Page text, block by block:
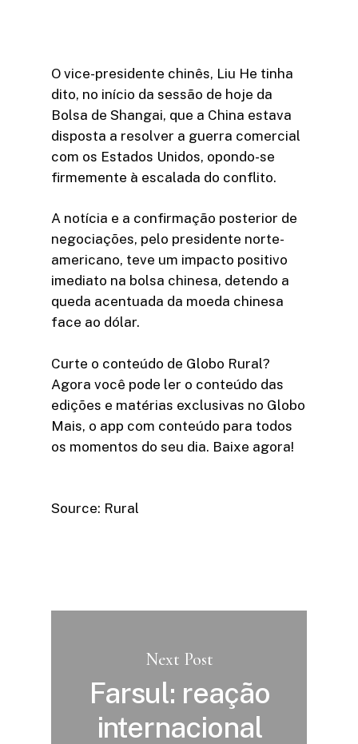
O vice-presidente chinês, Liu He tinha
dito, no início da sessão de hoje da
Bolsa de Shangai, que a China estava
disposta a resolver a guerra comercial
com os Estados Unidos, opondo-se
firmemente à escalada do conflito.
A notícia e a confirmação posterior de
negociações, pelo presidente norte-
americano, teve um impacto positivo
imediato na bolsa chinesa, detendo a
queda acentuada da moeda chinesa
face ao dólar.
Curte o conteúdo de Globo Rural?
Agora você pode ler o conteúdo das
edições e matérias exclusivas no Globo
Mais, o app com conteúdo para todos
os momentos do seu dia. Baixe agora!
Source: Rural
Next Post
Farsul: reação
internacional